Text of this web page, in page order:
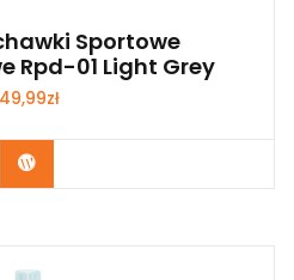
Sportowe
Rpd-01 Light Grey
zł
Kup Teraz